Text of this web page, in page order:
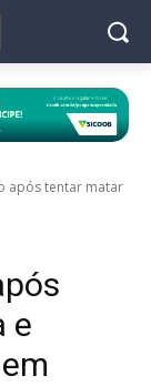
após tentar matar
e